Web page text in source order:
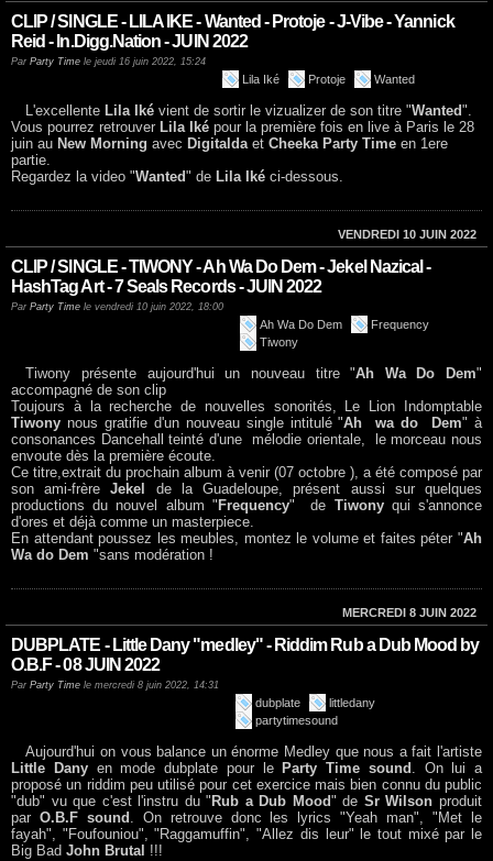
CLIP / SINGLE - LILA IKE - Wanted - Protoje - J-Vibe - Yannick
Reid - In.Digg.Nation - JUIN 2022
Par Party Time le jeudi 16 juin 2022, 15:24
Lila Iké Protoje Wanted
L'excellente Lila Ikévient de sortir le vizualizer de son titre "Wanted".
Vous pourrez retrouver Lila Iké pour la première fois en live à Paris le 28
juin au New Morning avec Digitaldaet Cheeka Party Time en 1ere
partie.
Regardez la video "Wanted" de Lila Iké ci-dessous.
VENDREDI 10 JUIN 2022
CLIP / SINGLE - TIWONY - Ah Wa Do Dem - Jekel Nazical -
HashTag Art - 7 Seals Records - JUIN 2022
Par Party Time le vendredi 10 juin 2022, 18:00
Ah Wa Do Dem
Frequency
Tiwony
Tiwony présente aujourd'hui un nouveau titre "Ah Wa Do Dem"
accompagné de son clip
Toujours à la recherche de nouvelles sonorités, Le Lion Indomptable
Tiwony nous gratifie d'un nouveau single intitulé "Ah wa do Dem" à
consonances Dancehall teinté d'une mélodie orientale, le morceau nous
envoute dès la première écoute.
Ce titre,extrait du prochain album à venir (07 octobre ), a été composé par
son ami-frèreJekel de la Guadeloupe, présent aussi sur quelques
productions du nouvel album " Frequency" de Tiwony qui s'annonce
d'ores et déjà comme un masterpiece.
En attendant poussez les meubles, montez le volume et faites péter "Ah
Wa do Dem "sans modération !
MERCREDI 8 JUIN 2022
DUBPLATE - Little Dany "medley" - Riddim Rub a Dub Mood by
O.B.F - 08 JUIN 2022
Par Party Time le mercredi 8 juin 2022, 14:31
dubplate
littledany
partytimesound
Aujourd'hui on vous balance un énorme Medley que nous a fait l'artiste
Little Dany en mode dubplate pour le Party Time sound . On lui a
proposé un riddim peu utilisé pour cet exercice mais bien connu du public
"dub" vu que c'est l'instru du " Rub a Dub Mood" de Sr Wilson produit
par O.B.F sound . On retrouve donc les lyrics "Yeah man", "Met le
fayah", "Foufouniou", "Raggamuffin", "Allez dis leur" le tout mixé par le
Big Bad John Brutal !!!